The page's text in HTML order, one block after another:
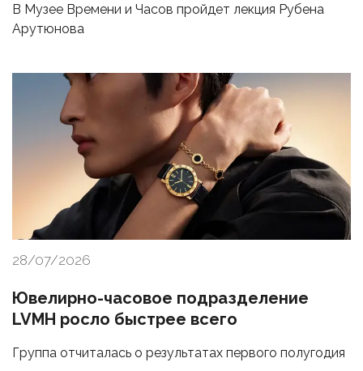
В Музее Времени и Часов пройдет лекция Рубена
Арутюнова
28/07/2026
Ювелирно-часовое подразделение
LVMH росло быстрее всего
Группа отчиталась о результатах первого полугодия